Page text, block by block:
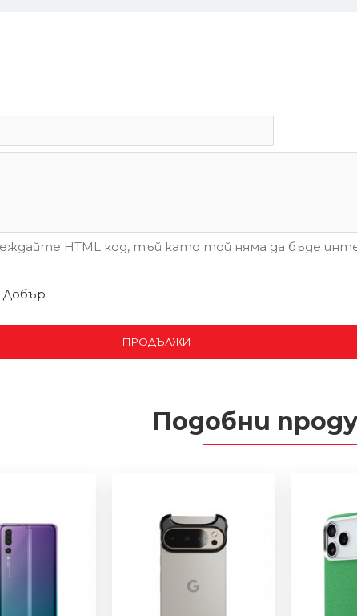
HTML код, тъй като той няма да бъде
Добър
ПРОДЪЛЖИ
Подобни